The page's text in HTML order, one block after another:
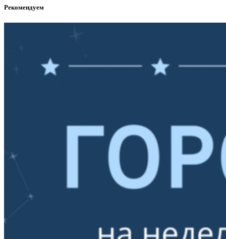
Рекомендуем